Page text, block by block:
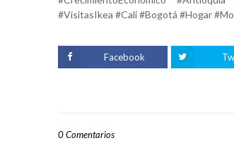
#VisitasIkea #Cali #Bogotá #Hogar
Facebook
0 Comentarios